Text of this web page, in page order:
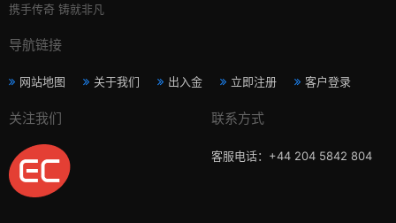
携手传奇 铸就非凡
导航链接
网站地图 关于我们 出入金 立即注册 客户登录
关注我们 联系方式
客服电话：+44 204 5842 804